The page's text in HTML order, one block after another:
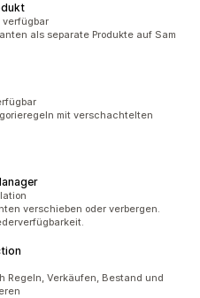
verfügbar
als separate Produkte auf Sam
mit verschachtelten
verschieben oder verbergen.
Regeln, Verkäufen, Bestand und